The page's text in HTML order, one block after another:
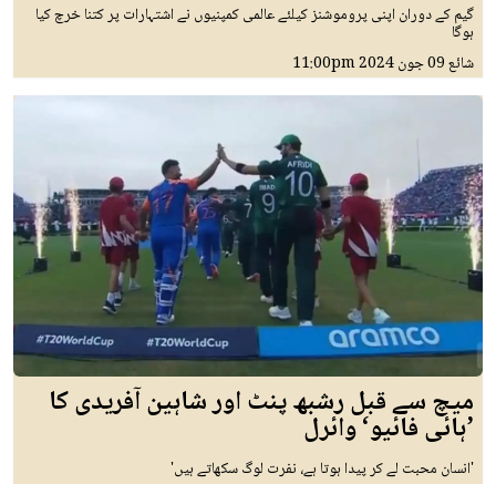
گیم کے دوران اپنی پروموشنز کیلئے عالمی کمپنیوں نے اشتہارات پر کتنا خرچ کیا
ہوگا
شائع09 جون 2024 11:00pm
میچ سے قبل رشبھ پنٹ اور شاہین آفریدی کا
’ہائی فائیو‘ وائرل
'انسان محبت لے کر پیدا ہوتا ہے، نفرت لوگ سکھاتے ہیں'